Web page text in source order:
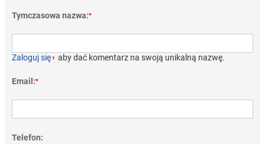
Tymczasowa nazwa:*
Zaloguj się› aby dać komentarz na swoją unikalną nazwę.
Email:*
Telefon: